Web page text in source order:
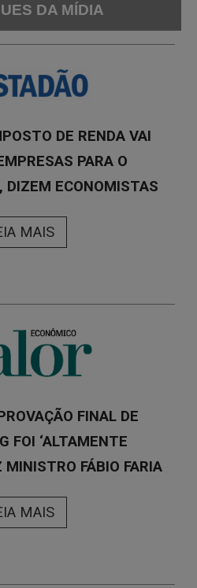
DA MÍDIA
DE RENDA VAI
PARA O
DIZEM ECONOMISTAS
MAIS
FINAL DE
FOI ‘ALTAMENTE
MINISTRO FÁBIO FARIA
MAIS